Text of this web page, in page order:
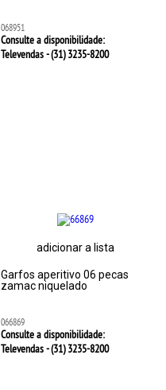
068951
Consulte a disponibilidade:
Televendas - (31)3235-8200
adicionar a lista
Garfos aperitivo 06 pecas
zamac niquelado
066869
Consulte a disponibilidade:
Televendas - (31)3235-8200